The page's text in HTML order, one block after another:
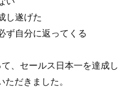
し遂げた
自分に返ってくる
、セールス日本一を達成し
だきました。